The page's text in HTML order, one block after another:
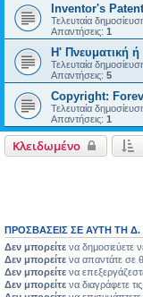
Inventor's
Τελευταία
Απαντήσεις: 1
Η' Πνευματική ή
Τελευταία
Απαντήσεις: 5
Copyright:
Τελευταία
Απαντήσεις: 1
Κλειδωμένο
ΠΡΟΣΒΆΣΕΙΣ ΣΕ ΑΥΤΉ ΤΗ
Δεν μπορείτε να δημοσιεύετε
Δεν μπορείτε να απαντάτε σε
Δεν μπορείτε να
Δεν μπορείτε να διαγράφετε